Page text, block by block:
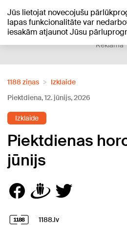
Jūs lietojat novecojušu
lapas funkcionalitāte var
iesakām atjaunot Jūsu
+17°C
Reklāma
1188 ziņas
Izklaide
Piektdiena, 12. jūnijs, 2026
Izklaide
Piektdienas
jūnijs
1188.lv